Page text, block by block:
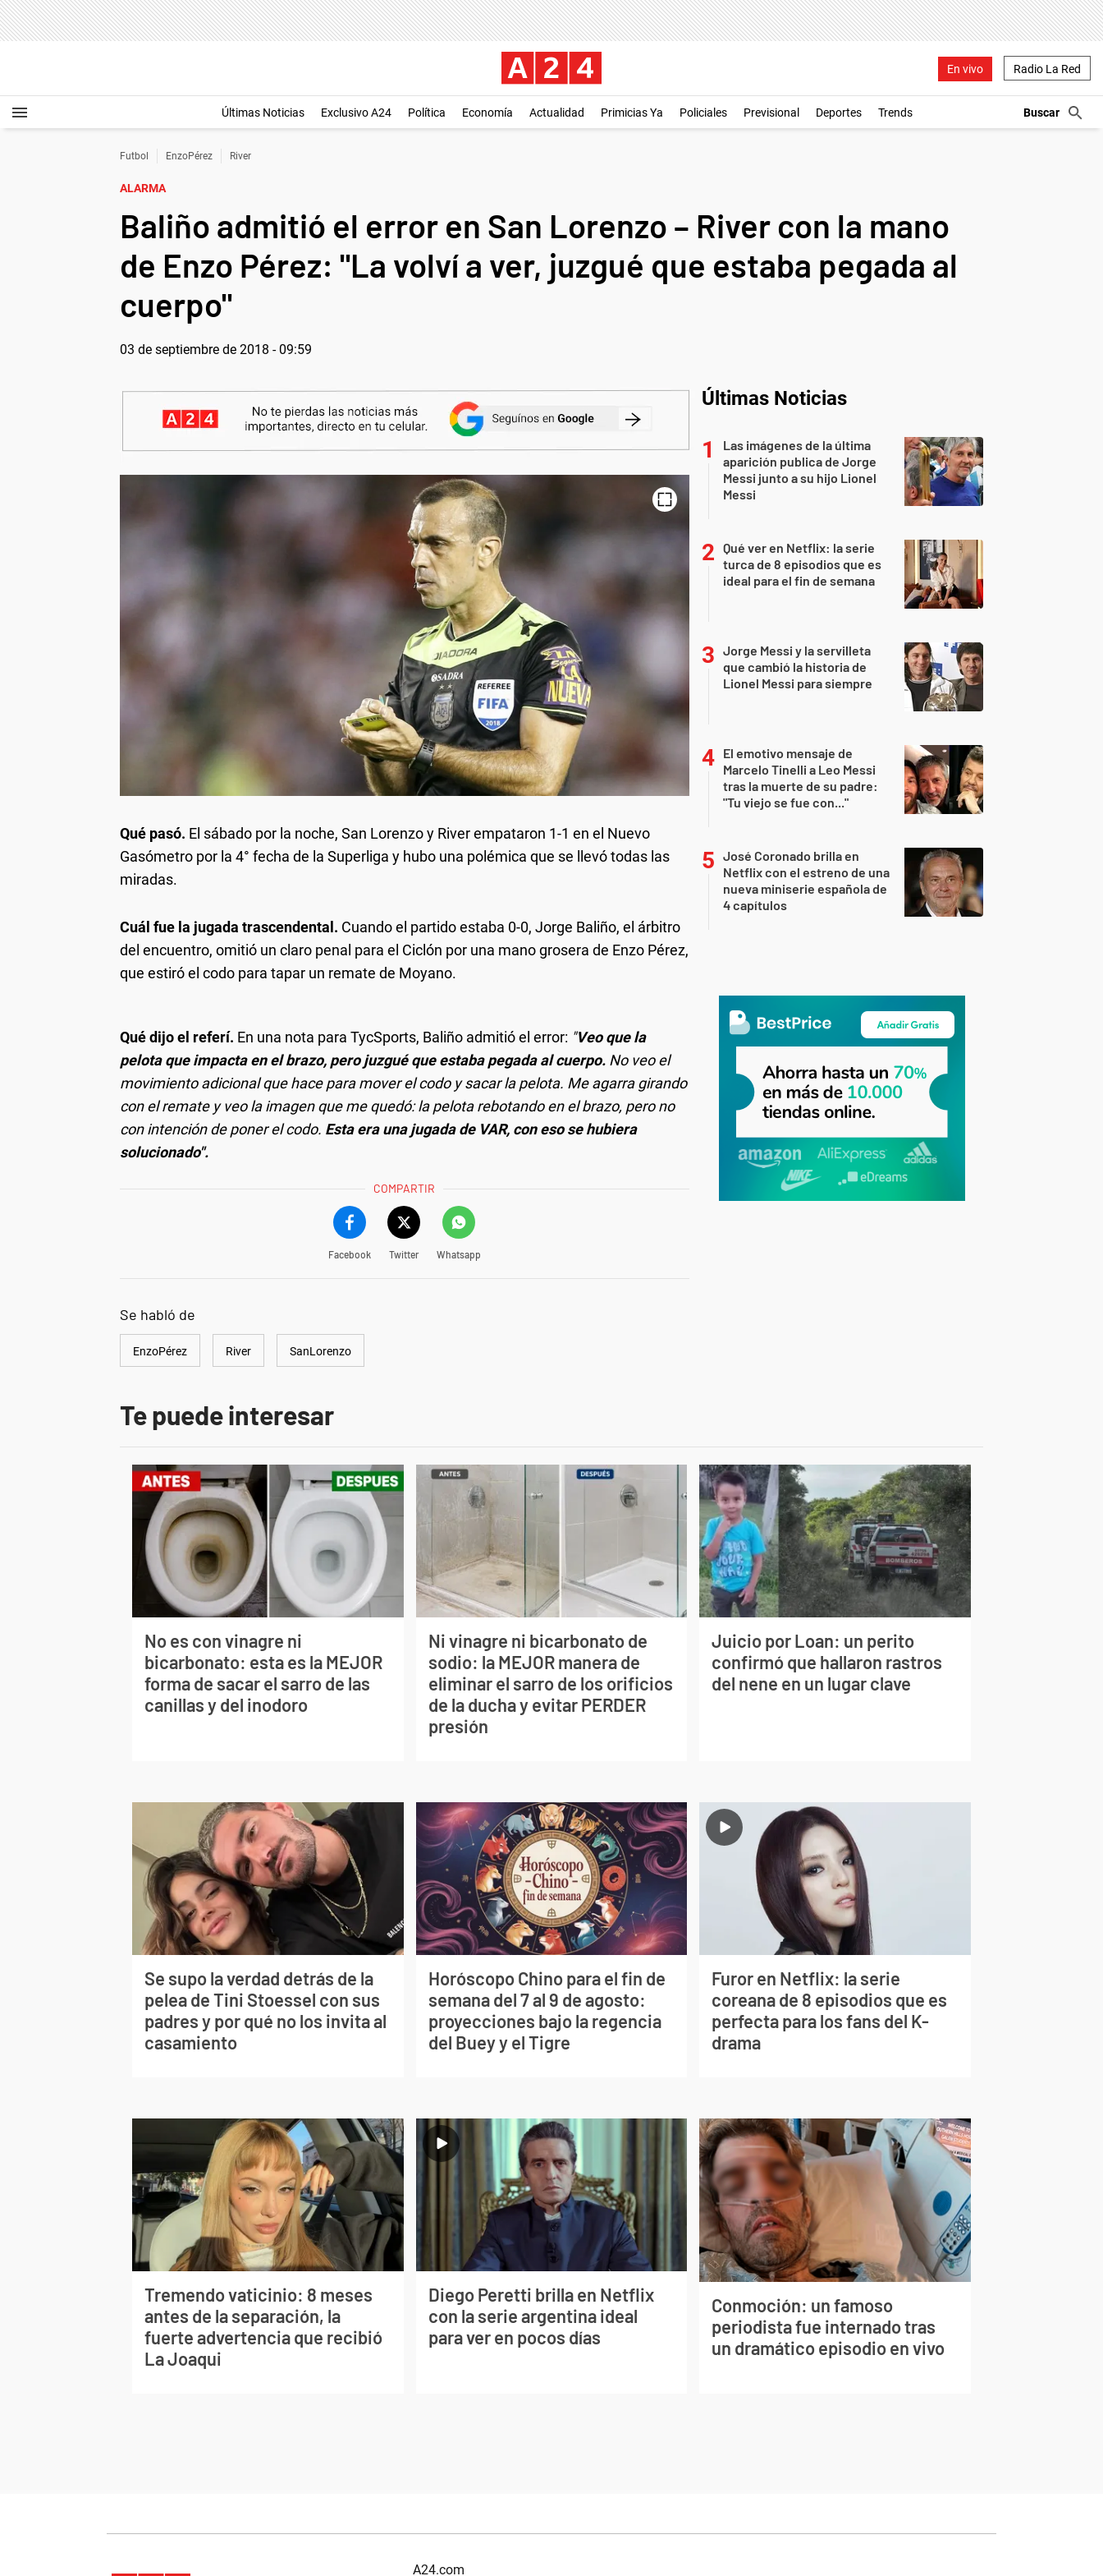
En vivo Radio La Red
Últimas Noticias Exclusivo A24 Política Economía Actualidad Primicias Ya Policiales Previsional Deportes Trends
Futbol EnzoPérez River
ALARMA
Baliño admitió el error en San Lorenzo – River con la mano
de Enzo Pérez: "La volví a ver, juzgué que estaba pegada al
cuerpo"
03 de septiembre de 2018 - 09:59
Qué pasó. El sábado por la noche, San Lorenzo y River empataron 1-1 en el Nuevo
Gasómetro por la 4° fecha de la Superliga y hubo una polémica que se llevó todas las
miradas.
Cuál fue la jugada trascendental. Cuando el partido estaba 0-0, Jorge Baliño, el árbitro
del encuentro, omitió un claro penal para el Ciclón por una mano grosera de Enzo Pérez,
que estiró el codo para tapar un remate de Moyano.
Qué dijo el referí. En una nota para TycSports, Baliño admitió el error: "Veo que la
pelota que impacta en el brazo, pero juzgué que estaba pegada al cuerpo. No veo el
movimiento adicional que hace para mover el codo y sacar la pelota. Me agarra girando
con el remate y veo la imagen que me quedó: la pelota rebotando en el brazo, pero no
con intención de poner el codo. Esta era una jugada de VAR, con eso se hubiera
solucionado".
COMPARTIR
Facebook Twitter Whatsapp
Se habló de
EnzoPérez River SanLorenzo
Últimas Noticias
Las imágenes de la última
aparición publica de Jorge
Messi junto a su hijo Lionel
Messi
Qué ver en Netflix: la serie
turca de 8 episodios que es
ideal para el fin de semana
Jorge Messi y la servilleta
que cambió la historia de
Lionel Messi para siempre
El emotivo mensaje de
Marcelo Tinelli a Leo Messi
tras la muerte de su padre:
"Tu viejo se fue con..."
José Coronado brilla en
Netflix con el estreno de una
nueva miniserie española de
4 capítulos
Te puede interesar
No es con vinagre ni
bicarbonato: esta es la MEJOR
forma de sacar el sarro de las
canillas y del inodoro
Ni vinagre ni bicarbonato de
sodio: la MEJOR manera de
eliminar el sarro de los orificios
de la ducha y evitar PERDER
presión
Juicio por Loan: un perito
confirmó que hallaron rastros
del nene en un lugar clave
Se supo la verdad detrás de la
pelea de Tini Stoessel con sus
padres y por qué no los invita al
casamiento
Horóscopo Chino para el fin de
semana del 7 al 9 de agosto:
proyecciones bajo la regencia
del Buey y el Tigre
Furor en Netflix: la serie
coreana de 8 episodios que es
perfecta para los fans del K-
drama
Tremendo vaticinio: 8 meses
antes de la separación, la
fuerte advertencia que recibió
La Joaqui
Diego Peretti brilla en Netflix
con la serie argentina ideal
para ver en pocos días
Conmoción: un famoso
periodista fue internado tras
un dramático episodio en vivo
A24.com